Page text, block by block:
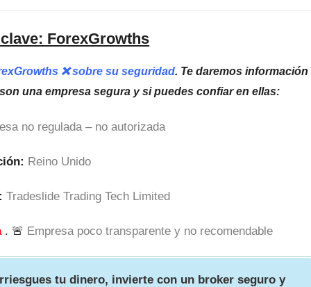
ForexGrowths
❌ sobre su seguridad. Te daremos información
una empresa segura y si puedes confiar en ellas:
no regulada – no autorizada
Reino Unido
Tradeslide Trading Tech Limited
. 🚨 Empresa poco transparente y no recomendable
tu dinero, invierte con un broker seguro y